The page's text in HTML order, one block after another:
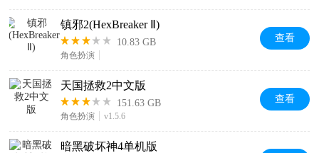
镇邪2(HexBreaker Ⅱ)
10.83 GB
角色扮演
查看
天国拯救2中文版
151.63 GB
角色扮演 v1.5.6
查看
暗黑破坏神4单机版